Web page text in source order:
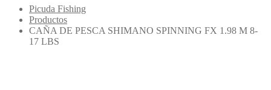
Picuda Fishing
Productos
CAÑA DE PESCA SHIMANO SPINNING FX 1.98 M 8-
17 LBS